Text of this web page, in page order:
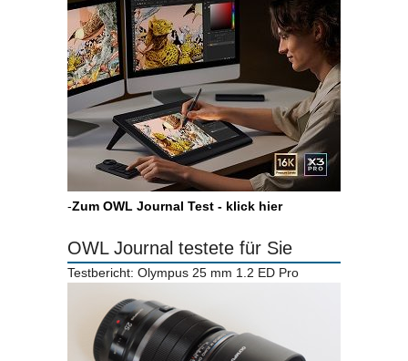
-Zum OWL Journal Test - klick hier
OWL Journal testete für Sie
Testbericht: Olympus 25 mm 1.2 ED Pro